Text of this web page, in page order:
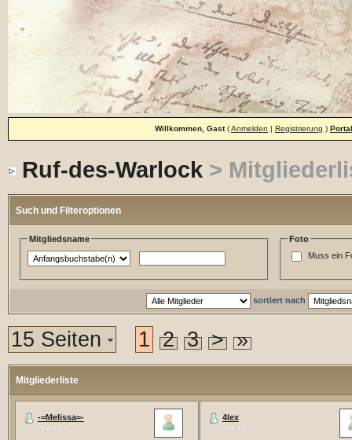
Willkommen, Gast(Anmelden | Registrierung ) Portal
Ruf-des-Warlock>
Such und Filteroptionen
Mitgliedsname
Foto
Muss ein
sortiert nach
15 Seiten 1 2 3 > »
Mitgliederliste
-=Melissa=- 4lex